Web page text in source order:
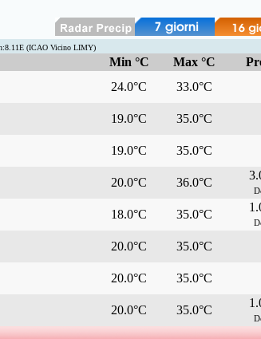
(ICAO Vicino LIMY)
Min °C Max °C
24.0°C 33.0°C
19.0°C 35.0°C
19.0°C 35.0°C
20.0°C 36.0°C
18.0°C 35.0°C
20.0°C 35.0°C
20.0°C 35.0°C
20.0°C 35.0°C